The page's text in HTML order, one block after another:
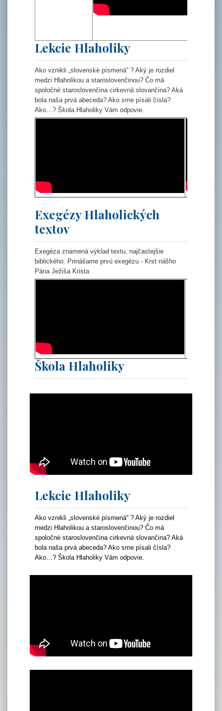
Lekcie Hlaholiky
Ako vznikli „slovenské písmená“ ? Aký je rozdiel
medzi Hlaholikou a staroslovenčinou? Čo má
spoločné staroslovenčina cirkevná slovančina? Aká
bola naša prvá abeceda? Ako sme písali čísla?
Ako…? Škola Hlaholiky Vám odpovie.
Exegézy Hlaholických
textov
Exegéza znamená výklad textu, najčastejšie
biblického. Prinášame prvú exegézu - Krst nášho
Pána Ježiša Krista
Škola Hlaholiky
Lekcie Hlaholiky
Ako vznikli „slovenské písmená“ ? Aký je rozdiel
medzi Hlaholikou a staroslovenčinou? Čo má
spoločné staroslovenčina cirkevná slovančina? Aká
bola naša prvá abeceda? Ako sme písali čísla?
Ako…? Škola Hlaholiky Vám odpovie.